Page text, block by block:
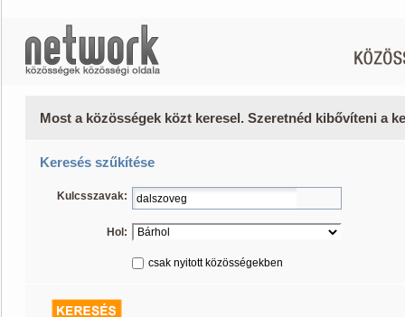
Most a közösségek közt keresel. Szeretnéd kibővíteni a
Keresés szűkítése
Kulcsszavak:
Hol:
csak nyitott közösségekben